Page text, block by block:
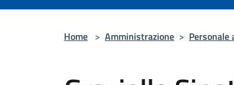
Home > Amministrazione >